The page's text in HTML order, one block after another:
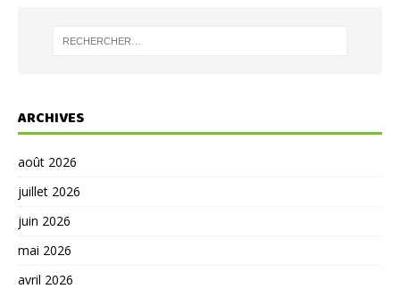
ARCHIVES
août 2026
juillet 2026
juin 2026
mai 2026
avril 2026